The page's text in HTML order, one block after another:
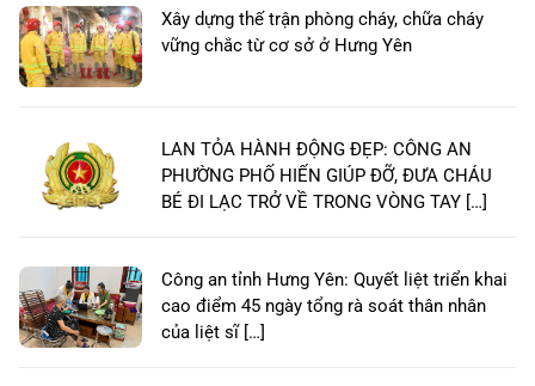
Xây dựng thế trận phòng cháy, chữa cháy
vững chắc từ cơ sở ở Hưng Yên
LAN TỎA HÀNH ĐỘNG ĐẸP: CÔNG AN
PHƯỜNG PHỐ HIẾN GIÚP ĐỠ, ĐƯA CHÁU
BÉ ĐI LẠC TRỞ VỀ TRONG VÒNG TAY […]
Công an tỉnh Hưng Yên: Quyết liệt triển khai
cao điểm 45 ngày tổng rà soát thân nhân
của liệt sĩ […]